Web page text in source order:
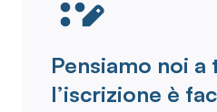
Pensiamo noi
l’iscrizione è